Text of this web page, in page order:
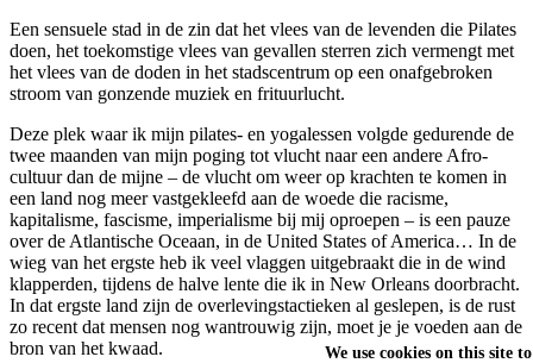
Een sensuele stad in de zin dat het vlees van de levenden die Pilates
doen, het toekomstige vlees van gevallen sterren zich vermengt met
het vlees van de doden in het stadscentrum op een onafgebroken
stroom van gonzende muziek en frituurlucht.
Deze plek waar ik mijn pilates- en yogalessen volgde gedurende de
twee maanden van mijn poging tot vlucht naar een andere Afro-
cultuur dan de mijne – de vlucht om weer op krachten te komen in
een land nog meer vastgekleefd aan de woede die racisme,
kapitalisme, fascisme, imperialisme bij mij oproepen – is een pauze
over de Atlantische Oceaan, in de United States of America… In de
wieg van het ergste heb ik veel vlaggen uitgebraakt die in de wind
klapperden, tijdens de halve lente die ik in New Orleans doorbracht.
In dat ergste land zijn de overlevingstactieken al geslepen, is de rust
zo recent dat mensen nog wantrouwig zijn, moet je je voeden aan de
bron van het kwaad.
We use cookies on this site